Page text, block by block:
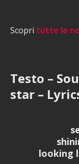
Scopri tutte le
Testo –
star –
looking